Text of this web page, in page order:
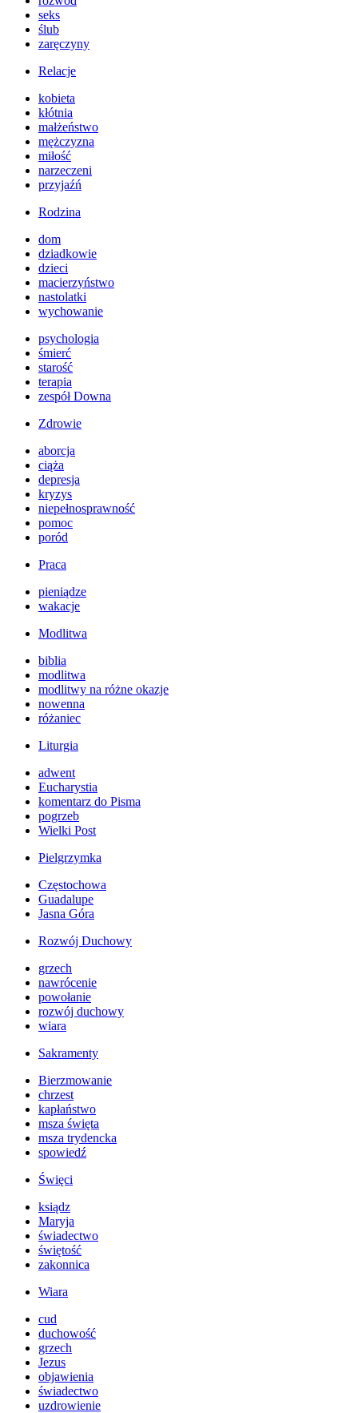
seks
ślub
zaręczyny
Relacje
kobieta
kłótnia
małżeństwo
mężczyzna
miłość
narzeczeni
przyjaźń
Rodzina
dom
dziadkowie
dzieci
macierzyństwo
nastolatki
wychowanie
psychologia
śmierć
starość
terapia
zespół Downa
Zdrowie
aborcja
ciąża
depresja
kryzys
niepełnosprawność
pomoc
poród
Praca
pieniądze
wakacje
Modlitwa
biblia
modlitwa
modlitwy na różne okazje
nowenna
różaniec
Liturgia
adwent
Eucharystia
komentarz do Pisma
pogrzeb
Wielki Post
Pielgrzymka
Częstochowa
Guadalupe
Jasna Góra
Rozwój Duchowy
grzech
nawrócenie
powołanie
rozwój duchowy
wiara
Sakramenty
Bierzmowanie
chrzest
kapłaństwo
msza święta
msza trydencka
spowiedź
Święci
ksiądz
Maryja
świadectwo
świętość
zakonnica
Wiara
cud
duchowość
grzech
Jezus
objawienia
świadectwo
uzdrowienie